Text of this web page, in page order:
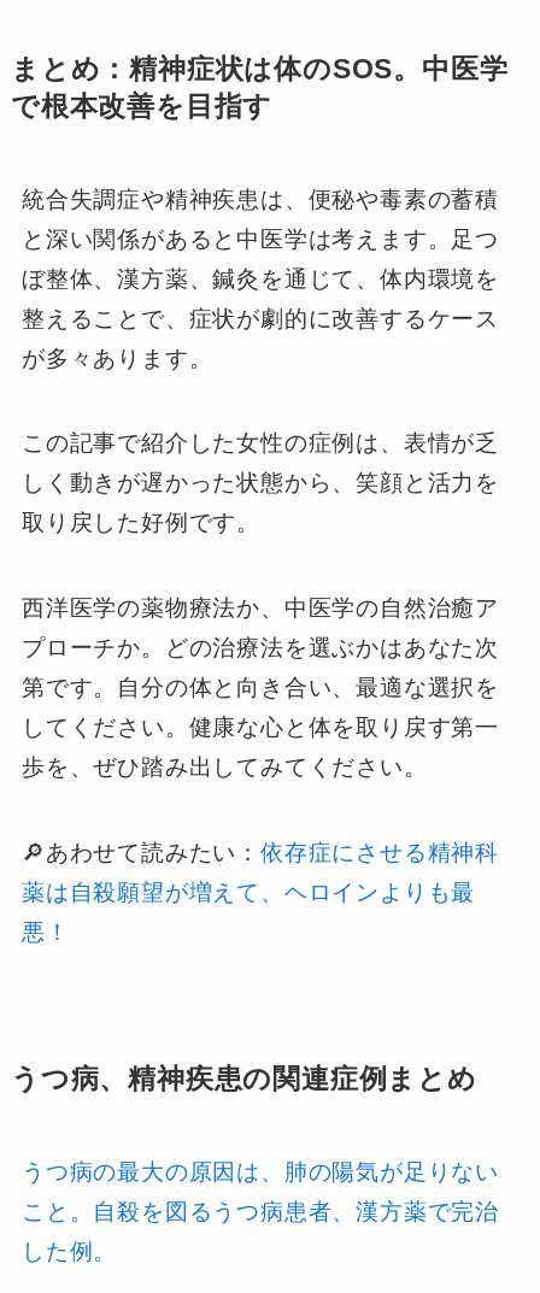
まとめ：精神症状は体のSOS。中医学
で根本改善を目指す
統合失調症や精神疾患は、便秘や毒素の蓄積
と深い関係があると中医学は考えます。足つ
ぼ整体、漢方薬、鍼灸を通じて、体内環境を
整えることで、症状が劇的に改善するケース
が多々あります。
この記事で紹介した女性の症例は、表情が乏
しく動きが遅かった状態から、笑顔と活力を
取り戻した好例です。
西洋医学の薬物療法か、中医学の自然治癒ア
プローチか。どの治療法を選ぶかはあなた次
第です。自分の体と向き合い、最適な選択を
してください。健康な心と体を取り戻す第一
歩を、ぜひ踏み出してみてください。
🔎あわせて読みたい： 依存症にさせる精神科
薬は自殺願望が増えて、ヘロインよりも最
悪！
うつ病、精神疾患の関連症例まとめ
うつ病の最大の原因は、肺の陽気が足りない
こと。自殺を図るうつ病患者、漢方薬で完治
した例。